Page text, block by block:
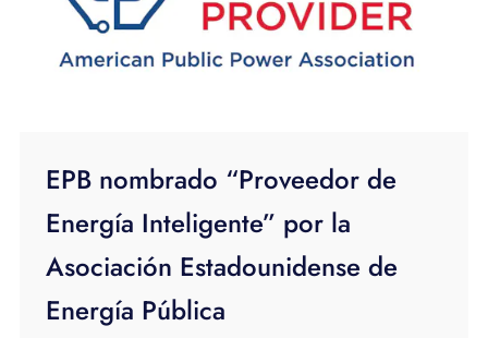
EPB nombrado “Proveedor de
Energía Inteligente” por la
Asociación Estadounidense de
Energía Pública